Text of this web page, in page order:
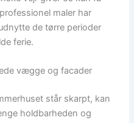
maler har
de tørre perioder
ferie.
vægge og facader
står skarpt, kan
holdbarheden og